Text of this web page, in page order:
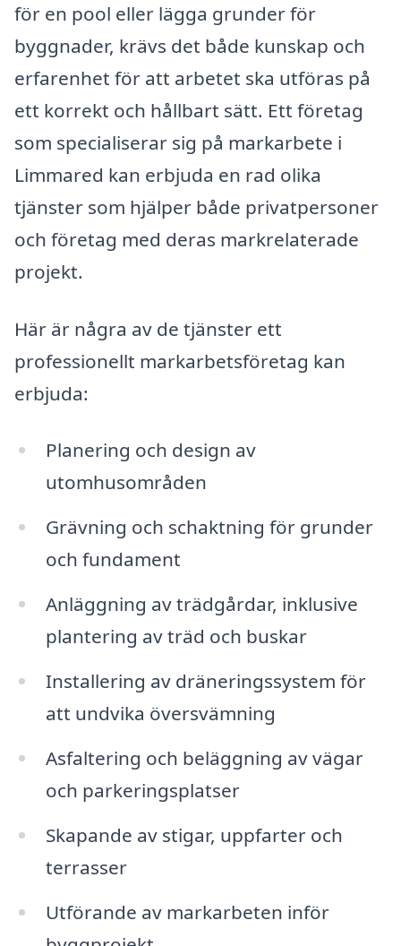
för en pool eller lägga grunder för
byggnader, krävs det både kunskap och
erfarenhet för att arbetet ska utföras på
ett korrekt och hållbart sätt. Ett företag
som specialiserar sig på markarbete i
Limmared kan erbjuda en rad olika
tjänster som hjälper både privatpersoner
och företag med deras markrelaterade
projekt.
Här är några av de tjänster ett
professionellt markarbetsföretag kan
erbjuda:
Planering och design av
utomhusområden
Grävning och schaktning för grunder
och fundament
Anläggning av trädgårdar, inklusive
plantering av träd och buskar
Installering av dräneringssystem för
att undvika översvämning
Asfaltering och beläggning av vägar
och parkeringsplatser
Skapande av stigar, uppfarter och
terrasser
Utförande av markarbeten inför